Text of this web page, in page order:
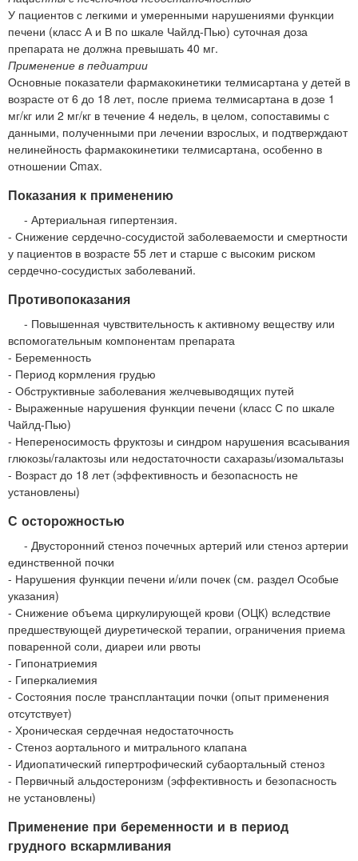
У пациентов с легкими и умеренными нарушениями функции
печени (класс А и В по шкале Чайлд-Пью) суточная доза
препарата не должна превышать 40 мг.
Применение в педиатрии
Основные показатели фармакокинетики телмисартана у детей в
возрасте от 6 до 18 лет, после приема телмисартана в дозе 1
мг/кг или 2 мг/кг в течение 4 недель, в целом, сопоставимы с
данными, полученными при лечении взрослых, и подтверждают
нелинейность фармакокинетики телмисартана, особенно в
отношении Cmax.
Показания к применению
- Артериальная гипертензия.
- Снижение сердечно-сосудистой заболеваемости и смертности
у пациентов в возрасте 55 лет и старше с высоким риском
сердечно-сосудистых заболеваний.
Противопоказания
- Повышенная чувствительность к активному веществу или
вспомогательным компонентам препарата
- Беременность
- Период кормления грудью
- Обструктивные заболевания желчевыводящих путей
- Выраженные нарушения функции печени (класс С по шкале
Чайлд-Пью)
- Непереносимость фруктозы и синдром нарушения всасывания
глюкозы/галактозы или недостаточности сахаразы/изомальтазы
- Возраст до 18 лет (эффективность и безопасность не
установлены)
С осторожностью
- Двусторонний стеноз почечных артерий или стеноз артерии
единственной почки
- Нарушения функции печени и/или почек (см. раздел Особые
указания)
- Снижение объема циркулирующей крови (ОЦК) вследствие
предшествующей диуретической терапии, ограничения приема
поваренной соли, диареи или рвоты
- Гипонатриемия
- Гиперкалиемия
- Состояния после трансплантации почки (опыт применения
отсутствует)
- Хроническая сердечная недостаточность
- Стеноз аортального и митрального клапана
- Идиопатический гипертрофический субаортальный стеноз
- Первичный альдостеронизм (эффективность и безопасность
не установлены)
Применение при беременности и в период
грудного вскармливания